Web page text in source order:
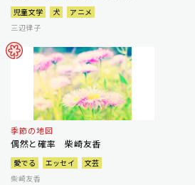
児童文学 犬
アニメ
三辺律子
季節の地図
偶然と確率 柴崎友香
愛でる エッセイ
文芸
柴崎友香